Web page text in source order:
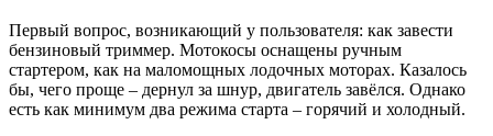
Первый вопрос, возникающий у пользователя: как завести
бензиновый триммер. Мотокосы оснащены ручным
стартером, как на маломощных лодочных моторах. Казалось
бы, чего проще – дернул за шнур, двигатель завёлся. Однако
есть как минимум два режима старта – горячий и холодный.